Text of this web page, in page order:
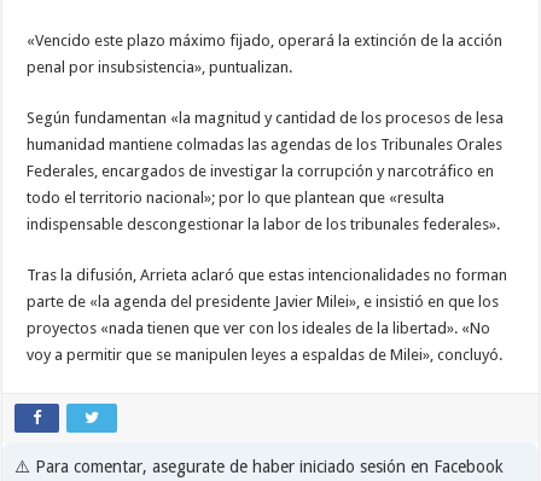
«Vencido este plazo máximo fijado, operará la extinción de la acción
penal por insubsistencia», puntualizan.
Según fundamentan «la magnitud y cantidad de los procesos de lesa
humanidad mantiene colmadas las agendas de los Tribunales Orales
Federales, encargados de investigar la corrupción y narcotráfico en
todo el territorio nacional»; por lo que plantean que «resulta
indispensable descongestionar la labor de los tribunales federales».
Tras la difusión, Arrieta aclaró que estas intencionalidades no forman
parte de «la agenda del presidente Javier Milei», e insistió en que los
proyectos «nada tienen que ver con los ideales de la libertad». «No
voy a permitir que se manipulen leyes a espaldas de Milei», concluyó.
⚠️ Para comentar, asegurate de haber iniciado sesión en Facebook